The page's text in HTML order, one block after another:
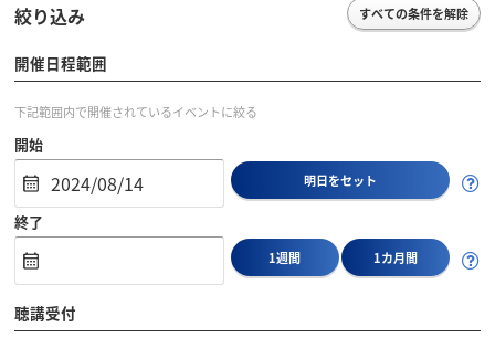
絞り込み すべての条件を解除
開催日程範囲
下記範囲内で開催されているイベントに絞る
開始
明日をセット
終了
1週間 1カ月間
聴講受付